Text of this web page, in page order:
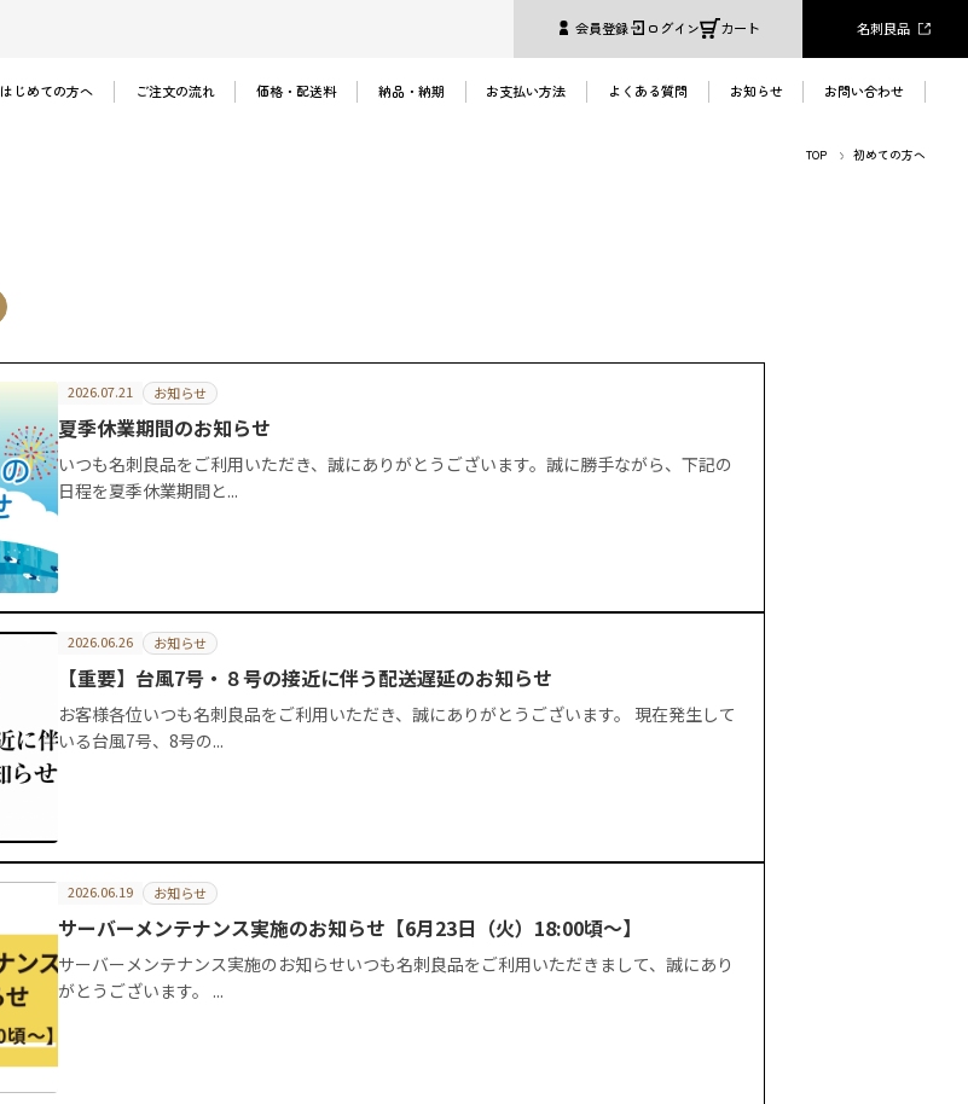
会員登録 ログイン カート 名刺良品
はじめての方へ ご注文の流れ 価格・配送料 納品・納期 お支払い方法 よくある質問 お知らせ お問い合わせ
TOP 初めての方へ
2026.07.21 お知らせ
夏季休業期間のお知らせ
いつも名刺良品をご利用いただき、誠にありがとうございます。誠に勝手ながら、下記の
日程を夏季休業期間と...
2026.06.26 お知らせ
【重要】台風7号・８号の接近に伴う配送遅延のお知らせ
お客様各位いつも名刺良品をご利用いただき、誠にありがとうございます。 現在発生して
いる台風7号、8号の...
2026.06.19 お知らせ
サーバーメンテナンス実施のお知らせ【6月23日（火）18:00頃〜】
サーバーメンテナンス実施のお知らせいつも名刺良品をご利用いただきまして、誠にあり
がとうございます。 ...